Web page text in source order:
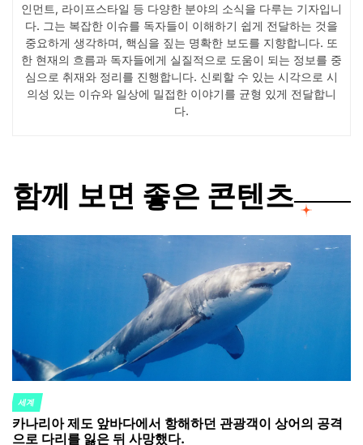
인먼트, 라이프스타일 등 다양한 분야의 소식을 다루는 기자입니
다. 그는 복잡한 이슈를 독자들이 이해하기 쉽게 전달하는 것을
중요하게 생각하며, 핵심을 짚는 명확한 보도를 지향합니다. 또
한 현재의 흐름과 독자들에게 실질적으로 도움이 되는 정보를 중
심으로 취재와 정리를 진행합니다. 신뢰할 수 있는 시각으로 시
의성 있는 이슈와 일상에 밀접한 이야기를 균형 있게 전달합니
다.
함께 보면 좋은 콘텐츠
POSTED
IN
세계
카나리아 제도 앞바다에서 항해하던 관광객이 상어의 공격
으로 다리를 잃은 뒤 사망했다.